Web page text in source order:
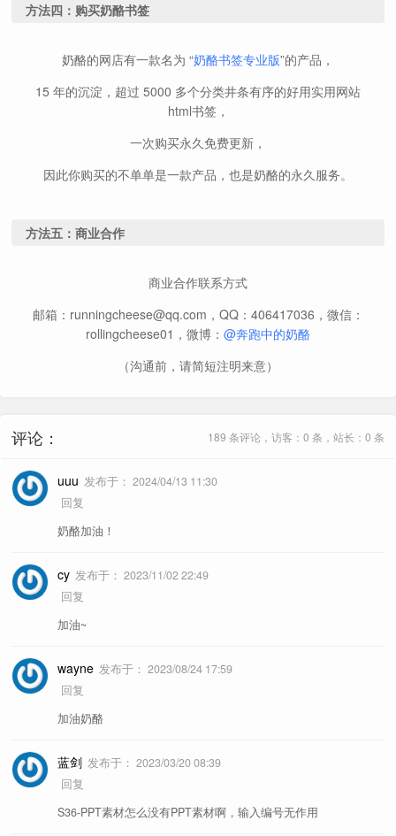
方法四：购买奶酪书签
奶酪的网店有一款名为 “奶酪书签专业版”的产品，
15 年的沉淀，超过 5000 多个分类井条有序的好用实用网站
html书签，
一次购买永久免费更新，
因此你购买的不单单是一款产品，也是奶酪的永久服务。
方法五：商业合作
商业合作联系方式
邮箱：runningcheese@qq.com，QQ：406417036，微信：
rollingcheese01，微博： @奔跑中的奶酪
（沟通前，请简短注明来意）
评论： 189 条评论，访客：0 条，站长：0 条
uuu 发布于： 2024/04/13 11:30
回复
奶酪加油！
cy 发布于： 2023/11/02 22:49
回复
加油~
wayne 发布于： 2023/08/24 17:59
回复
加油奶酪
蓝剑 发布于： 2023/03/20 08:39
回复
S36-PPT素材怎么没有PPT素材啊，输入编号无作用